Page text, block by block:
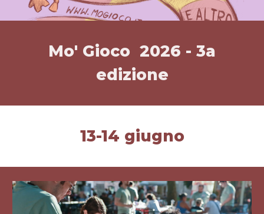
Mo' Gioco 2026 - 3a
edizione
13-14 giugno